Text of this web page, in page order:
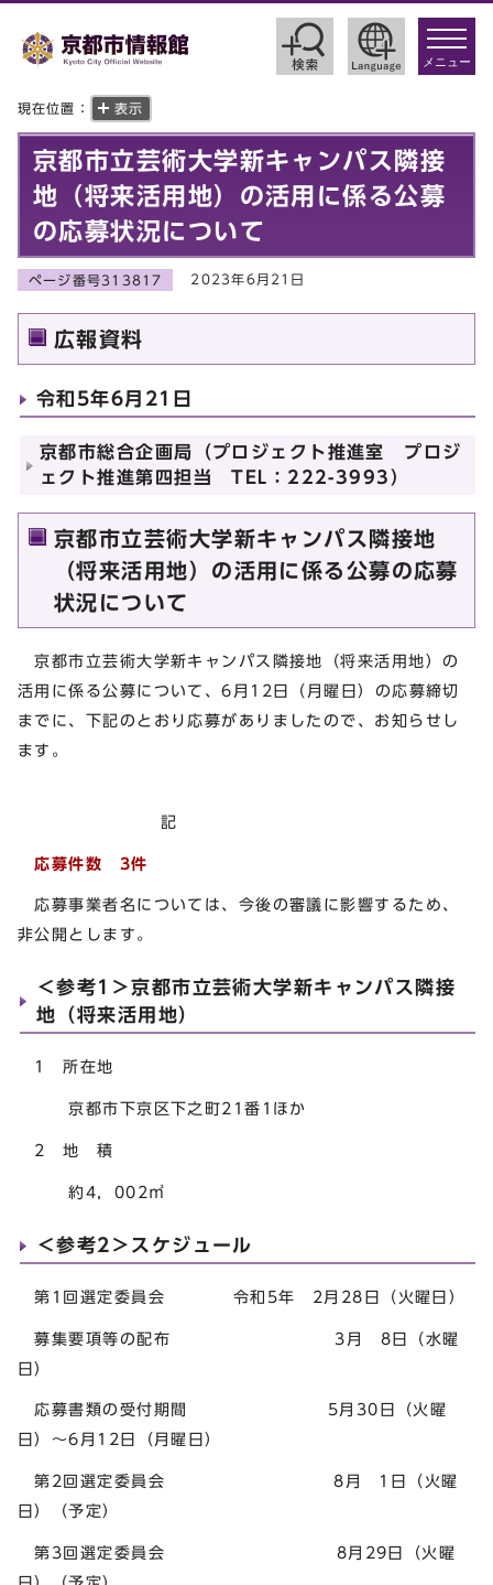
toggle
メニュー
現在位置： 表示
京都市立芸術大学新キャンパス隣接
地（将来活用地）の活用に係る公募
の応募状況について
ページ番号313817 2023年6月21日
広報資料
令和5年6月21日
京都市総合企画局（プロジェクト推進室 プロジ
ェクト推進第四担当 TEL：222-3993）
京都市立芸術大学新キャンパス隣接地
（将来活用地）の活用に係る公募の応募
状況について
京都市立芸術大学新キャンパス隣接地（将来活用地）の
活用に係る公募について、6月12日（月曜日）の応募締切
までに、下記のとおり応募がありましたので、お知らせし
ます。
記
応募件数 3件
応募事業者名については、今後の審議に影響するため、
非公開とします。
＜参考1＞京都市立芸術大学新キャンパス隣接
地（将来活用地）
1 所在地
京都市下京区下之町21番1ほか
2 地 積
約4，002㎡
＜参考2＞スケジュール
第1回選定委員会 令和5年 2月28日（火曜日）
募集要項等の配布 3月 8日（水曜
日）
応募書類の受付期間 5月30日（火曜
日）～6月12日（月曜日）
第2回選定委員会 8月 1日（火曜
日）（予定）
第3回選定委員会 8月29日（火曜